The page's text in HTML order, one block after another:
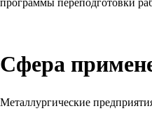
Сфера
Металлургические